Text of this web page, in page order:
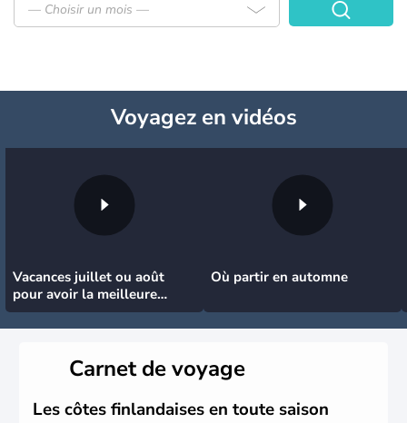
— Choisir un mois —
Voyagezen vidéos
Vacances juillet ou août
pour avoir la meilleure
météo
Où partir en automne
Carnet de voyage
Les côtes finlandaises en toute saison